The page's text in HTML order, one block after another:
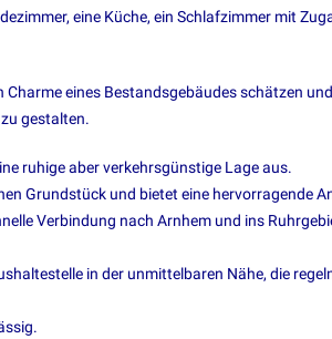
eine Küche, ein Schlafzimmer mit
eines Bestandsgebäudes schätzen
gestalten.
ruhige aber verkehrsgünstige Lage aus.
Grundstück und bietet eine hervorragende
Verbindung nach Arnhem und ins
in der unmittelbaren Nähe, die